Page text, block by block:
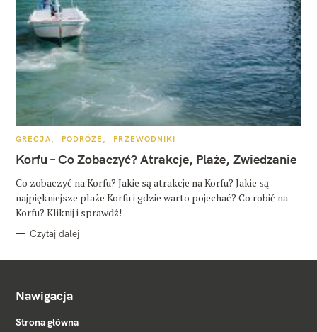
K
T
E
O
R
I
GRECJA PODRÓŻE PRZEWODNIKI
Korfu – Co Zobaczyć? Atrakcje, Plaże, Zwiedzanie
Co zobaczyć na Korfu? Jakie są atrakcje na Korfu? Jakie są
najpiękniejsze plaże Korfu i gdzie warto pojechać? Co robić na
Korfu? Kliknij i sprawdź!
Czytaj dalej
Nawigacja
Strona główna